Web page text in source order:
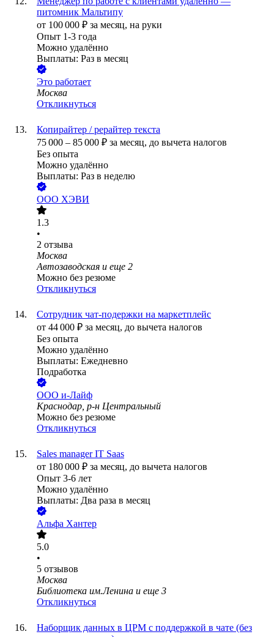
питомник Мальтипу
от 100 000 ₽ за месяц, на руки
Опыт 1-3 года
Можно удалённо
Выплаты: Раз в месяц
Это работает
Москва
Откликнуться
Копирайтер / рерайтер текста
75 000 – 85 000 ₽ за месяц, до вычета налогов
Без опыта
Можно удалённо
Выплаты: Раз в неделю
ООО ХЭВИ
1.3
•
2 отзыва
Москва
Автозаводская и еще 2
Можно без резюме
Откликнуться
Сотрудник чат-подержки на маркетплейс
от 44 000 ₽ за месяц, до вычета налогов
Без опыта
Можно удалённо
Выплаты: Ежедневно
Подработка
ООО и-Лайф
Краснодар, р-н Центральный
Можно без резюме
Откликнуться
Sales manager IT Saas
от 180 000 ₽ за месяц, до вычета налогов
Опыт 3-6 лет
Можно удалённо
Выплаты: Два раза в месяц
Альфа Хантер
5.0
•
5 отзывов
Москва
Библиотека им.Ленина и еще 3
Откликнуться
Наборщик данных в ЦРМ с поддержкой в чате (без